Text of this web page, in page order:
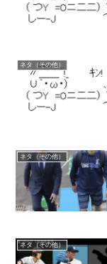
ネタ（その他）
ネタ（その他）
ネタ（その他）